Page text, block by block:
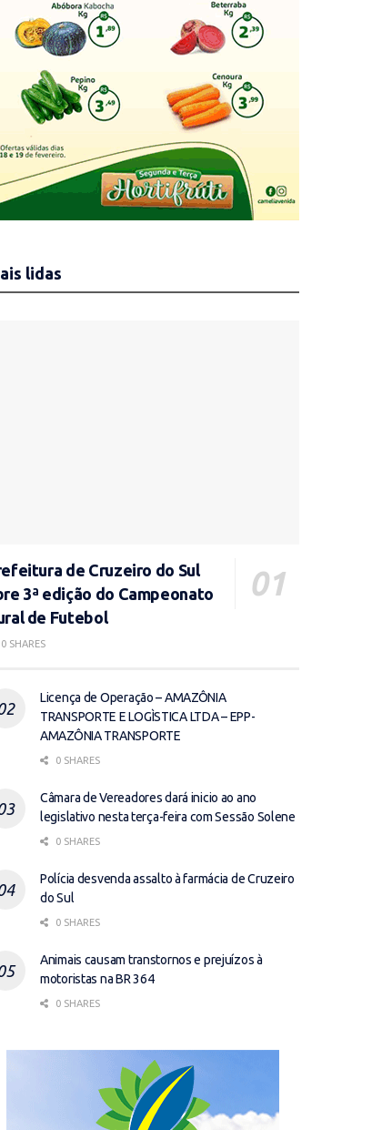
lidas
de Cruzeiro do Sul
3ª edição do Campeonato
de Futebol
0 SHARES
Licença de Operação – AMAZÔNIA
TRANSPORTE E LOGÌSTICA LTDA – EPP-
AMAZÔNIA TRANSPORTE
0 SHARES
Câmara de Vereadores dará inicio ao ano
legislativo nesta terça-feira com Sessão Solene
0 SHARES
Polícia desvenda assalto à farmácia de Cruzeiro
do Sul
0 SHARES
Animais causam transtornos e prejuízos à
motoristas na BR 364
0 SHARES